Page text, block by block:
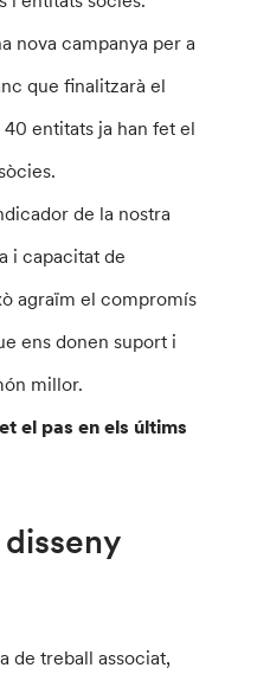
nova campanya per a
que finalitzarà el
entitats ja han fet el
de la nostra
i capacitat de
agraïm el compromís
ens donen suport i
millor.
el pas en els últims
de treball associat,